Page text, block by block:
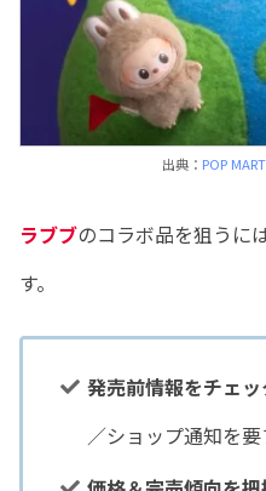
出典： POP
ラブブのコラボ品を狙うには
す。
発売前情報をチェッ
／ショップ通知を